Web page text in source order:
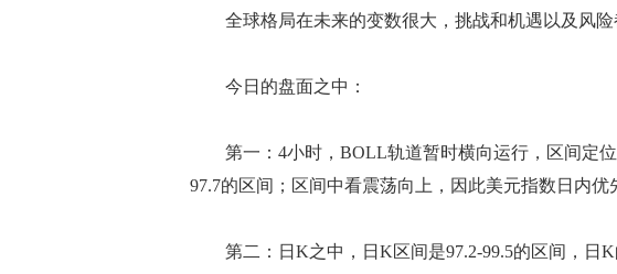
全球格局在未来的变数很大，挑战和机遇以及风险
今日的盘面之中：
第一：4小时，BOLL轨道暂时横向运行，区间定位
97.7的区间；区间中看震荡向上，因此美元指数日内优
第二：日K之中，日K区间是97.2-99.5的区间，日K